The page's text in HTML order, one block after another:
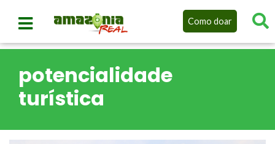
Como doar
potencialidade
turística